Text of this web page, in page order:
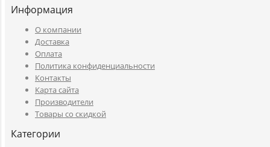
Информация
O компании
Доставка
Оплата
Политика конфиденциальности
Контакты
Карта сайта
Производители
Товары со скидкой
Категории